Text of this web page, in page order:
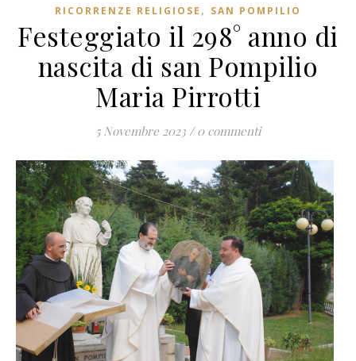
RICORRENZE RELIGIOSE , SAN POMPILIO
Festeggiato il 298° anno di
nascita di san Pompilio
Maria Pirrotti
5 Novembre 2023 / 0 commenti